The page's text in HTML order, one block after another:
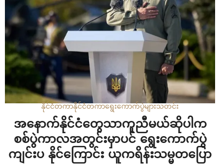
နိုင်ငံတကာနိုင်ငံတကာရွေးကောက်ပွဲများသတင်း
အနောက်နိုင်ငံတွေသာကူညီမယ်ဆိုပါက
စစ်ပွဲကာလအတွင်းမှာပင် ရွေးကောက်ပွဲ
ကျင်းပ နိုင်ကြောင်း ယူကရိန်းသမ္မတပြော